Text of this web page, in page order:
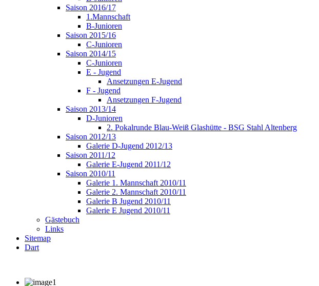
Saison 2016/17
1.Mannschaft
B-Junioren
Saison 2015/16
C-Junioren
Saison 2014/15
C-Junioren
E - Jugend
Ansetzungen E-Jugend
F - Jugend
Ansetzungen F-Jugend
Saison 2013/14
D-Junioren
2. Pokalrunde Blau-Weiß Glashütte - BSG Stahl Altenberg
Saison 2012/13
Galerie D-Jugend 2012/13
Saison 2011/12
Galerie E-Jugend 2011/12
Saison 2010/11
Galerie 1. Mannschaft 2010/11
Galerie 2. Mannschaft 2010/11
Galerie B Jugend 2010/11
Galerie E Jugend 2010/11
Gästebuch
Links
Sitemap
Dart